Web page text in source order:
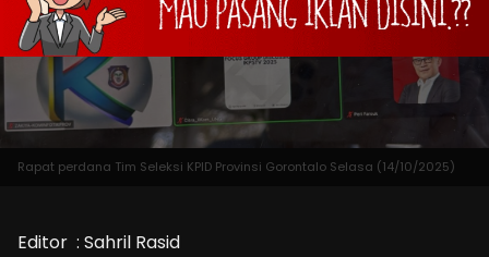
Rapat perdana Tim Seleksi KPID Provinsi Gorontalo Selasa (14/10/2025)
Editor : Sahril Rasid